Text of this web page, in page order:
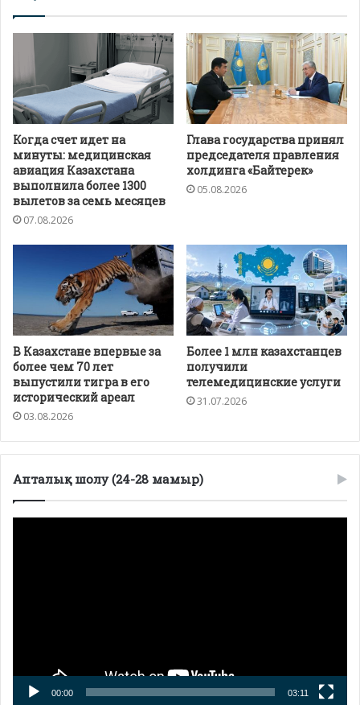
Когда счет идет на
минуты: медицинская
авиация Казахстана
выполнила более 1300
вылетов за семь месяцев
07.08.2026
Глава государства принял
председателя правления
холдинга «Байтерек»
05.08.2026
В Казахстане впервые за
более чем 70 лет
выпустили тигра в его
исторический ареал
03.08.2026
Более 1 млн казахстанцев
получили
телемедицинские услуги
31.07.2026
Апталық шолу (24-28 мамыр)
00:00 03:11